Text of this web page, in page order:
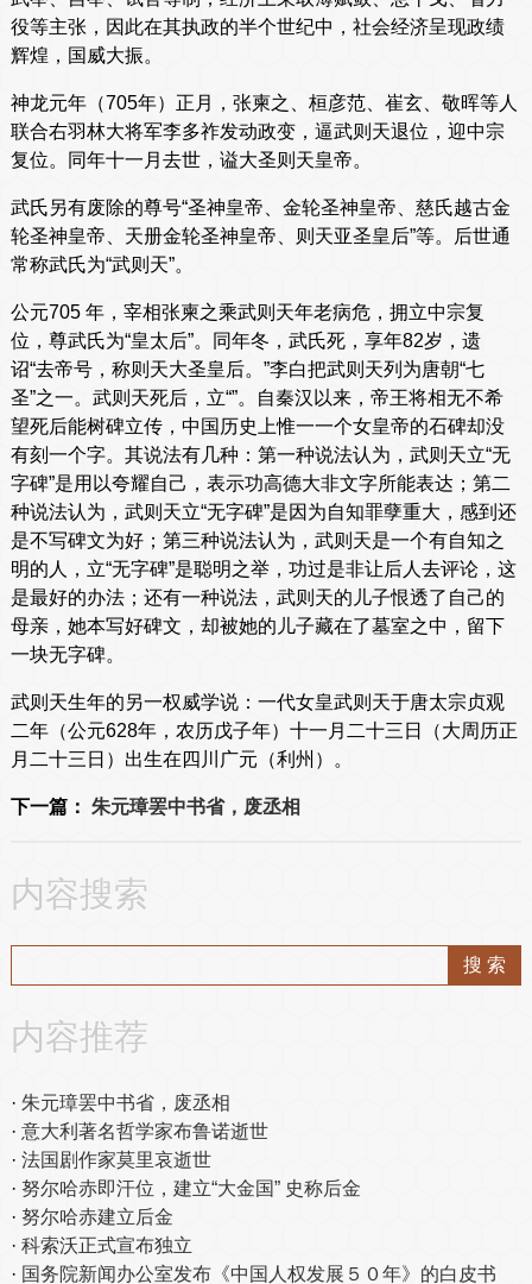
役等主张，因此在其执政的半个世纪中，社会经济呈现政绩
辉煌，国威大振。
神龙元年（705年）正月，张柬之、桓彦范、崔玄、敬晖等人
联合右羽林大将军李多祚发动政变，逼武则天退位，迎中宗
复位。同年十一月去世，谥大圣则天皇帝。
武氏另有废除的尊号“圣神皇帝、金轮圣神皇帝、慈氏越古金
轮圣神皇帝、天册金轮圣神皇帝、则天亚圣皇后”等。后世通
常称武氏为“武则天”。
公元705 年，宰相张柬之乘武则天年老病危，拥立中宗复
位，尊武氏为“皇太后”。同年冬，武氏死，享年82岁，遗
诏“去帝号，称则天大圣皇后。”李白把武则天列为唐朝“七
圣”之一。武则天死后，立“”。自秦汉以来，帝王将相无不希
望死后能树碑立传，中国历史上惟一一个女皇帝的石碑却没
有刻一个字。其说法有几种：第一种说法认为，武则天立“无
字碑”是用以夸耀自己，表示功高德大非文字所能表达；第二
种说法认为，武则天立“无字碑”是因为自知罪孽重大，感到还
是不写碑文为好；第三种说法认为，武则天是一个有自知之
明的人，立“无字碑”是聪明之举，功过是非让后人去评论，这
是最好的办法；还有一种说法，武则天的儿子恨透了自己的
母亲，她本写好碑文，却被她的儿子藏在了墓室之中，留下
一块无字碑。
武则天生年的另一权威学说：一代女皇武则天于唐太宗贞观
二年（公元628年，农历戊子年）十一月二十三日（大周历正
月二十三日）出生在四川广元（利州）。
下一篇： 朱元璋罢中书省，废丞相
内容搜索
内容推荐
朱元璋罢中书省，废丞相
意大利著名哲学家布鲁诺逝世
法国剧作家莫里哀逝世
努尔哈赤即汗位，建立“大金国” 史称后金
努尔哈赤建立后金
科索沃正式宣布独立
国务院新闻办公室发布《中国人权发展５０年》的白皮书